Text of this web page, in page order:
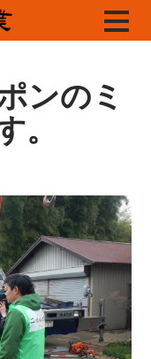
ンのミ
。